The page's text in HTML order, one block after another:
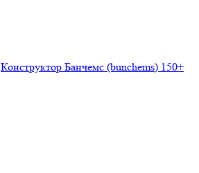
Конструктор Банчемс (bunchems) 150+